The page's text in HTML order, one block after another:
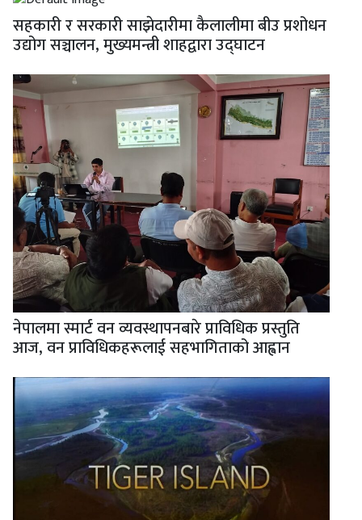
सहकारी र सरकारी साझेदारीमा कैलालीमा बीउ प्रशोधन
उद्योग सञ्चालन, मुख्यमन्त्री शाहद्वारा उद्घाटन
नेपालमा स्मार्ट वन व्यवस्थापनबारे प्राविधिक प्रस्तुति
आज, वन प्राविधिकहरूलाई सहभागिताको आह्वान